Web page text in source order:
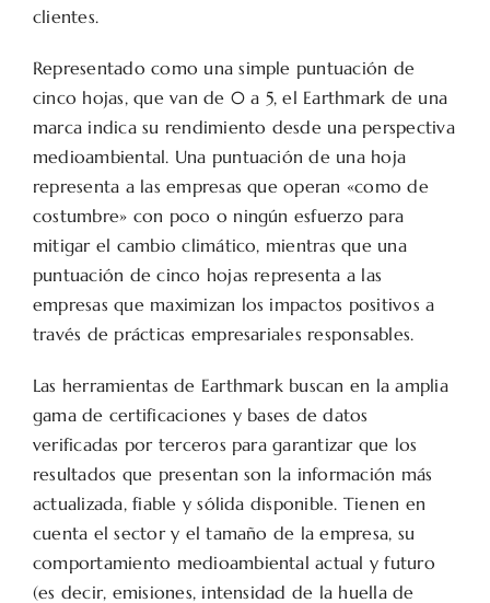
clientes.
Representado como una simple puntuación de
cinco hojas, que van de 0 a 5, el Earthmark de una
marca indica su rendimiento desde una perspectiva
medioambiental. Una puntuación de una hoja
representa a las empresas que operan «como de
costumbre» con poco o ningún esfuerzo para
mitigar el cambio climático, mientras que una
puntuación de cinco hojas representa a las
empresas que maximizan los impactos positivos a
través de prácticas empresariales responsables.
Las herramientas de Earthmark buscan en la amplia
gama de certificaciones y bases de datos
verificadas por terceros para garantizar que los
resultados que presentan son la información más
actualizada, fiable y sólida disponible. Tienen en
cuenta el sector y el tamaño de la empresa, su
comportamiento medioambiental actual y futuro
(es decir, emisiones, intensidad de la huella de